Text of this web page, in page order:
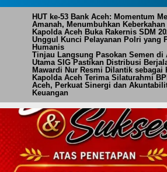
HUT ke-53 Bank Aceh: Momentum
Amanah, Menumbuhkan
Kapolda Aceh Buka Rakernis SDM
Unggul Kunci Pelayanan Polri yang
Humanis
Tinjau Langsung Pasokan Semen di
Utama SIG Pastikan Distribusi
Mawardi Nur Resmi Dilantik sebagai
Kapolda Aceh Terima Silaturahmi
Aceh, Perkuat Sinergi dan
Keuangan